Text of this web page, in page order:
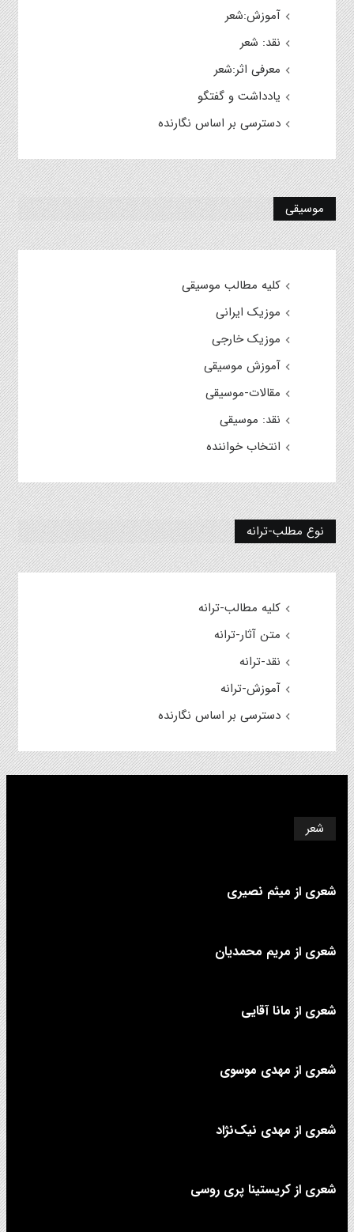
آموزش:شعر
نقد: شعر
معرفی اثر:شعر
یادداشت و گفتگو
دسترسی بر اساس نگارنده
موسیقی
کلیه مطالب موسیقی
موزیک ایرانی
موزیک خارجی
آموزش موسیقی
مقالات-موسیقی
نقد: موسیقی
انتخاب خواننده
نوع مطلب-ترانه
کلیه مطالب-ترانه
متن آثار-ترانه
نقد-ترانه
آموزش-ترانه
دسترسی بر اساس نگارنده
شعر
شعری از میثم نصیری
شعری از مریم محمدیان
شعری از مانا آقایی
شعری از مهدی موسوی
شعری از مهدی نیک‌نژاد
شعری از کریستینا پری روسی